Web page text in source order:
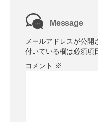
Message
メールアドレスが公開
付いている欄は必須項
コメント ※